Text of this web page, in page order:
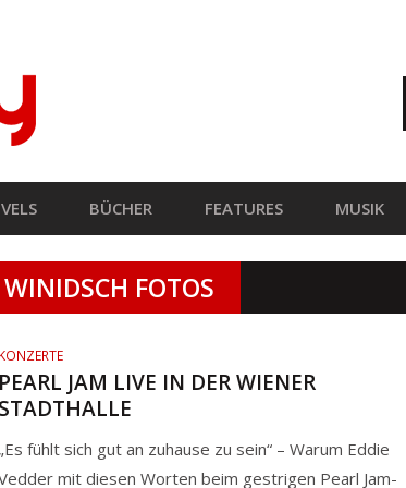
BÜCHER FEATURES MUSIK
FOTOS
KONZERTE
PEARL JAM LIVE IN DER WIENER
STADTHALLE
„Es fühlt sich gut an zuhause zu sein“ – Warum Eddie
mit diesen Worten beim gestrigen Pearl Jam-